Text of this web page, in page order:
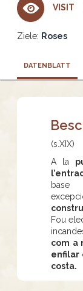
VISIT
Ziele: Roses
DATENBLATT
(s.XIX)
A la
base
Fou
com a
enfilar
costa.